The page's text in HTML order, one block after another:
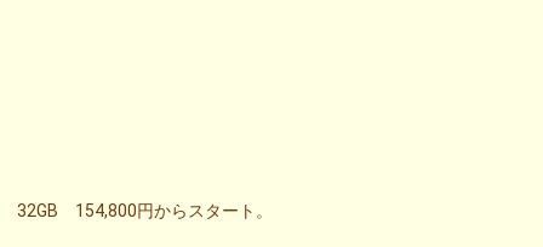
32GB 154,800円からスタート。